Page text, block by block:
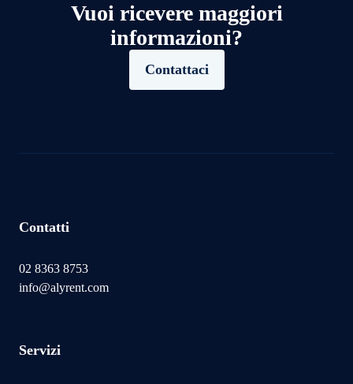
Vuoi ricevere maggiori
informazioni?
Contattaci
Contatti
02 8363 8753
info@alyrent.com
Servizi